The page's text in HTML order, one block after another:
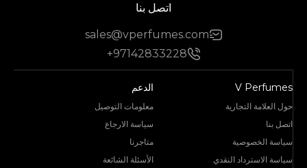
اتصل بنا
sales@vperfumes.com
+97142833228
V Perfumes
حول العلامة التجارية
اتصل بنا
سياسة الخصوصية
سياسة الاسترداد النقدي
الدعم
معلومات التوصيل
سياسة الارجاع
متاجرنا
الأسئلة الشائعة